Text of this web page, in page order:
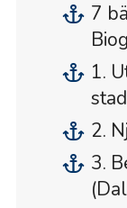
7
1.
2.
3.